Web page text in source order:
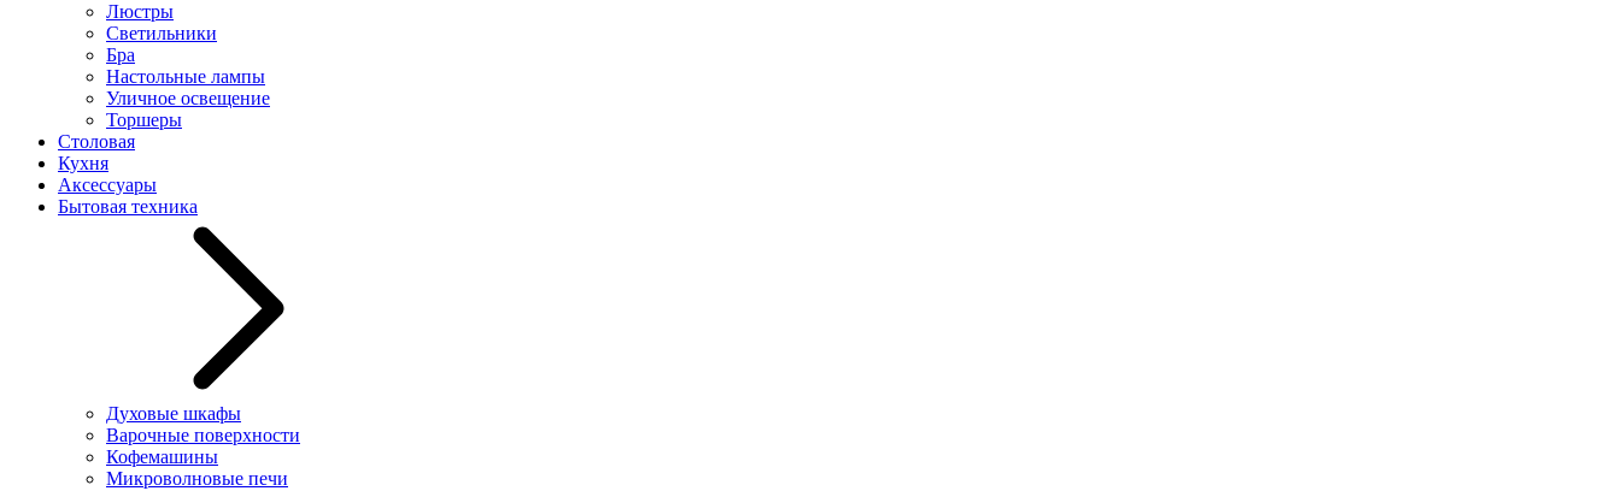
Люстры
Светильники
Бра
Настольные лампы
Уличное освещение
Торшеры
Столовая
Кухня
Аксессуары
Бытовая техника
Духовые шкафы
Варочные поверхности
Кофемашины
Микроволновые печи